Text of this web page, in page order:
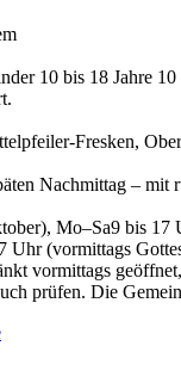
10 bis 18 Jahre
Fresken,
Nachmittag – mit
Mo–Sa9 bis 17
Uhr (vormittags
vormittags
prüfen. Die